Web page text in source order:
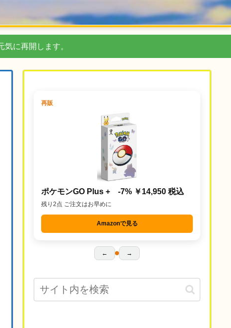
に再開します。
再販
ポケモンGO Plus + -7% ￥14,950 税込
残り2点 ご注文はお早めに
Amazonで見る
← →